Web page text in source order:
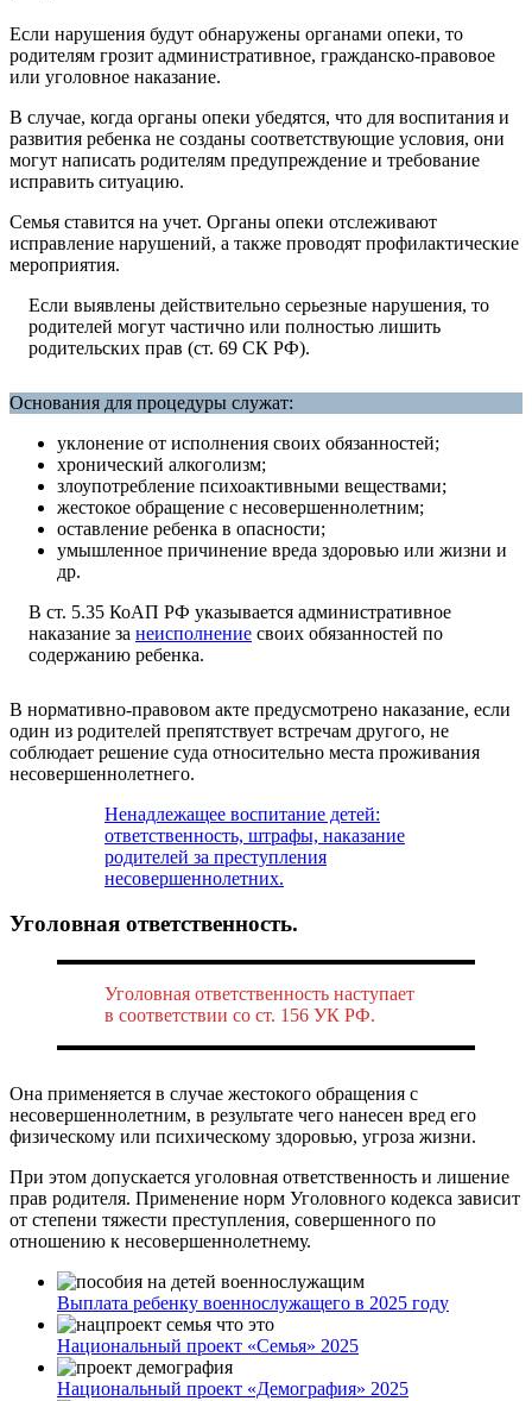
Если нарушения будут обнаружены органами опеки, то
родителям грозит административное, гражданско-правовое
или уголовное наказание.
В случае, когда органы опеки убедятся, что для воспитания и
развития ребенка не созданы соответствующие условия, они
могут написать родителям предупреждение и требование
исправить ситуацию.
Семья ставится на учет. Органы опеки отслеживают
исправление нарушений, а также проводят профилактические
мероприятия.
Если выявлены действительно серьезные нарушения, то
родителей могут частично или полностью лишить
родительских прав (ст. 69 СК РФ).
Основания для процедуры служат:
уклонение от исполнения своих обязанностей;
хронический алкоголизм;
злоупотребление психоактивными веществами;
жестокое обращение с несовершеннолетним;
оставление ребенка в опасности;
умышленное причинение вреда здоровью или жизни и
др.
В ст. 5.35 КоАП РФ указывается административное
наказание за неисполнение своих обязанностей по
содержанию ребенка.
В нормативно-правовом акте предусмотрено наказание, если
один из родителей препятствует встречам другого, не
соблюдает решение суда относительно места проживания
несовершеннолетнего.
Ненадлежащее воспитание детей:
ответственность, штрафы, наказание
родителей за преступления
несовершеннолетних.
Уголовная ответственность.
Уголовная ответственность наступает
в соответствии со ст. 156 УК РФ.
Она применяется в случае жестокого обращения с
несовершеннолетним, в результате чего нанесен вред его
физическому или психическому здоровью, угроза жизни.
При этом допускается уголовная ответственность и лишение
прав родителя. Применение норм Уголовного кодекса зависит
от степени тяжести преступления, совершенного по
отношению к несовершеннолетнему.
Выплата ребенку военнослужащего в 2025 году
Национальный проект «Семья» 2025
Национальный проект «Демография» 2025